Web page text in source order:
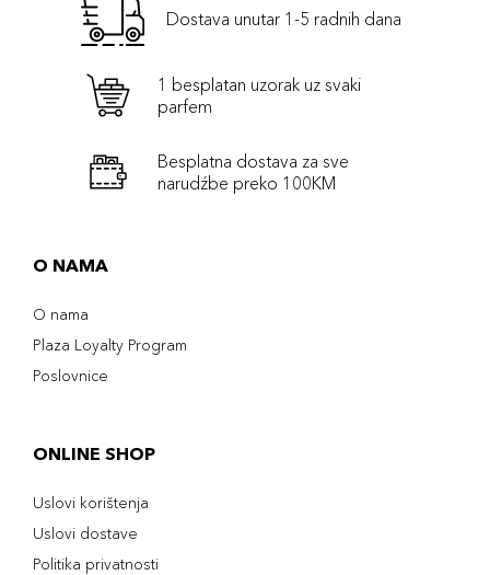
Dostava unutar 1-5 radnih dana
1 besplatan uzorak uz svaki
parfem
Besplatna dostava za sve
narudźbe preko 100KM
O NAMA
O nama
Plaza Loyalty Program
Poslovnice
ONLINE SHOP
Uslovi korištenja
Uslovi dostave
Politika privatnosti